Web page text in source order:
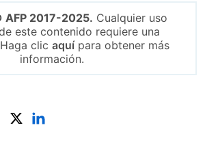
2017-2025. Cualquier uso
este contenido requiere una
clic aquípara obtener más
información.